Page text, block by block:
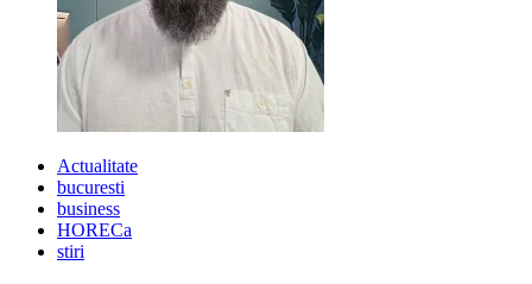
Actualitate
bucuresti
business
HORECa
stiri